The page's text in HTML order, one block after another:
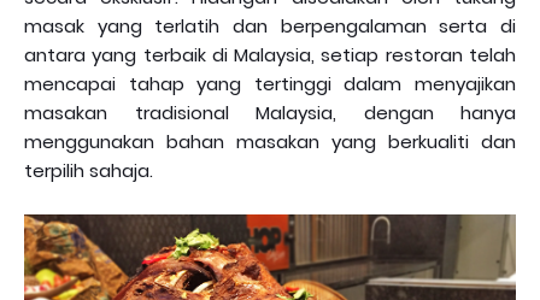
masak yang terlatih dan berpengalaman serta di
antara yang terbaik di Malaysia, setiap restoran telah
mencapai tahap yang tertinggi dalam menyajikan
masakan tradisional Malaysia, dengan hanya
menggunakan bahan masakan yang berkualiti dan
terpilih sahaja.